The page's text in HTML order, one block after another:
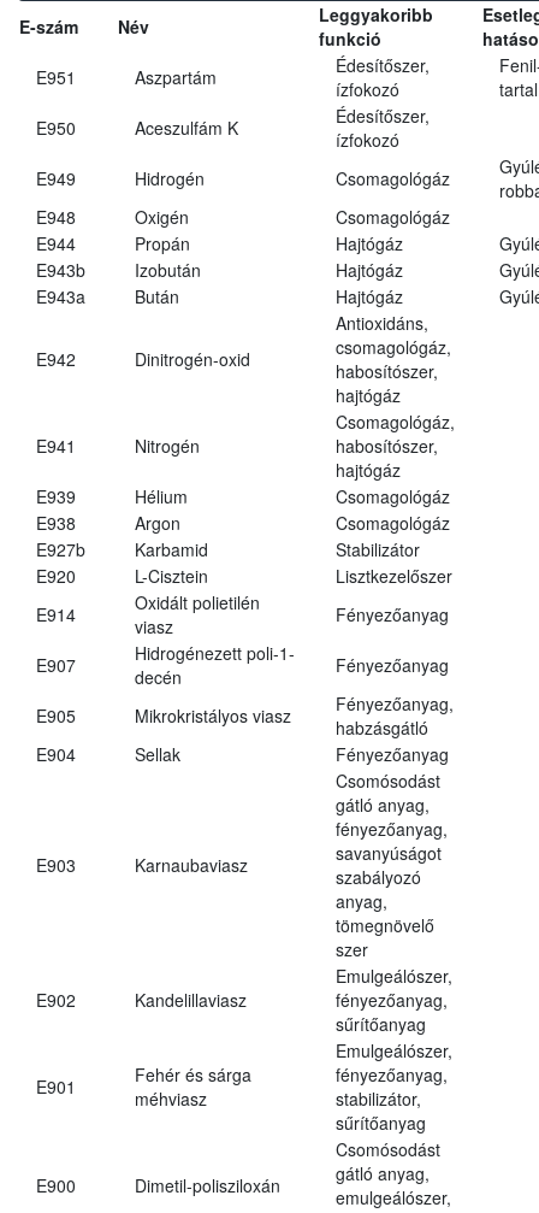
E-szám Név
Leggyakoribb
funkció
E951
Aszpartám
Édesítőszer,
ízfokozó
E950
Aceszulfám K
Édesítőszer,
ízfokozó
E949
Hidrogén Csomagológáz
E948
Oxigén
Csomagológáz
E944
Propán Hajtógáz
E943b
Izobután Hajtógáz
E943a
Bután Hajtógáz
E942 Dinitrogén-oxid
Antioxidáns,
csomagológáz,
habosítószer,
hajtógáz
E941 Nitrogén
Csomagológáz,
habosítószer,
hajtógáz
E939
Hélium
Csomagológáz
E938
Argon
Csomagológáz
E927b
Karbamid
Stabilizátor
E920
L-Cisztein
Lisztkezelőszer
E914
Oxidált polietilén
viasz
Fényezőanyag
E907
Hidrogénezett poli-1-
decén
Fényezőanyag
E905 Mikrokristályos viasz
Fényezőanyag,
habzásgátló
E904
Sellak Fényezőanyag
E903 Karnaubaviasz
Csomósodást
gátló anyag,
fényezőanyag,
savanyúságot
szabályozó
anyag,
tömegnövelő
szer
E902 Kandelillaviasz
Emulgeálószer,
fényezőanyag,
sűrítőanyag
E901
Fehér és sárga
méhviasz
Emulgeálószer,
fényezőanyag,
stabilizátor,
sűrítőanyag
E900 Dimetil-polisziloxán
Csomósodást
gátló anyag,
emulgeálószer,